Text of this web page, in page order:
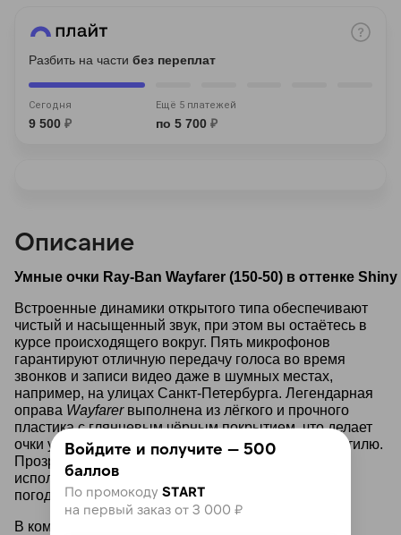
Разбить на части без переплат
Сегодня
9 500 ₽
Ещё 5 платежей
по 5 700 ₽
Описание
Умные очки Ray-Ban Wayfarer (150-50) в оттенке
Встроенные динамики открытого типа обеспечивают
чистый и насыщенный звук, при этом вы остаётесь в
курсе происходящего вокруг. Пять микрофонов
гарантируют отличную передачу голоса во время
звонков и записи видео даже в шумных местах,
например, на улицах Санкт-Петербурга. Легендарная
оправа Wayfarerвыполнена из лёгкого и прочного
пластика с глянцевым чёрным покрытием, что делает
очки универсальными и подходящими к любому стилю.
Прозрачные линзы идеально подходят для
использования в помещении или при пасмурной
погоде.
В комплекте идёт зарядный футляр, который
Войдите и получите — 500
баллов
По промокоду START
на первый заказ от 3 000 ₽